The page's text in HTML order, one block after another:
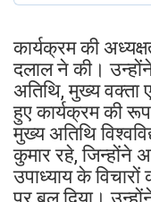
कार्यक्रम की
दलाल ने की।
अतिथि, मुख्य वक्ता
हुए कार्यक्रम की
मुख्य अतिथि
कुमार रहे, जिन्होंने
उपाध्याय के